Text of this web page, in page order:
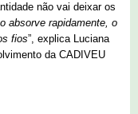
não vai deixar os
absorve rapidamente, o
fios”, explica Luciana
da CADIVEU